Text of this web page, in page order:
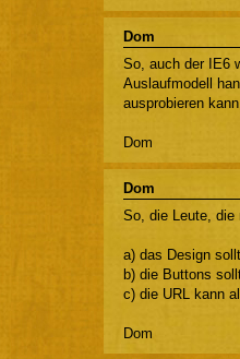
Dom
So, auch der IE6
Auslaufmodell
ausprobieren
Dom
Dom
So, die Leute, die
a) das Design
b) die Buttons
c) die URL kann
Dom